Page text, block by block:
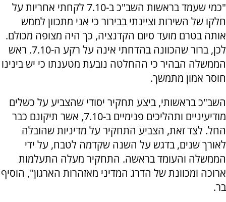
"כמי שעמד בראשות השב"כ ב-7.10 לקחתי אחריות על
חלקו של השירות וציינתי בבירור כי אני מתכוון לממש
אותה בטרם מועד סיום הקדנציה, כך היה מצופה מכולם.
לכן, ברור שהכוונה בהדחתי אינה על רקע ה-7.10. ראש
הממשלה הבהיר כי ההחלטה נובעת מטענתו כי יש בינינו
חוסר אמון מתמשך.
השב"כ בראשותי, ביצע תחקיר יסודי שהצביע על כשלים
מודיעיניים ותהליכים פנימיים ב-7.10, אשר תיקונם כבר
החל. לצד זאת, הצביע התחקיר על מדיניות שהובלה
לאורך שנים, בדגש על השנה שקדמה לטבח, על ידי
הממשלה והעומד בראשה. התחקיר מעלה התעלמות
ארוכה ומכוונת של הדרג המדיני מאזהרות הארגון", הוסיף
בר.